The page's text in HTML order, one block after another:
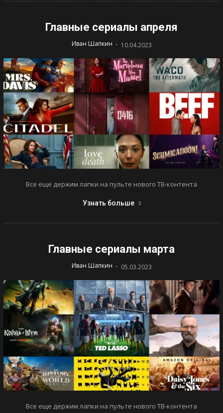
Главные сериалы апреля
Иван Шапкин - 10.04.2023
Все еще держим лапки на пульте нового ТВ-контента
Узнать больше
Главные сериалы марта
Иван Шапкин - 05.03.2023
Все еще держим лапки на пульте нового ТВ-контента